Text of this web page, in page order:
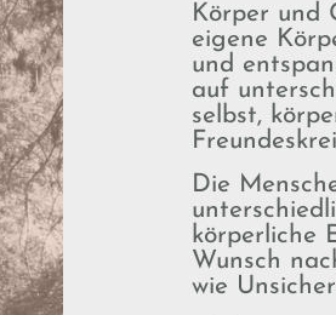
Körper und
eigene
und
auf
selbst,
Die
körperliche
Wunsch
wie